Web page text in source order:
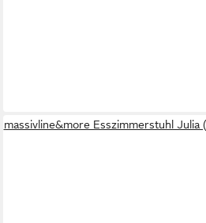
massivline&more Esszimmerstuhl Julia